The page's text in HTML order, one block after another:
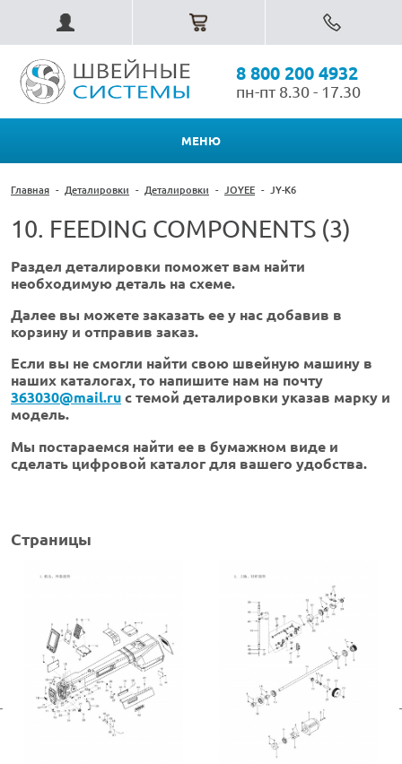
8 800 200 4932
пн-пт 8.30 - 17.30
МЕНЮ
Главная - Деталировки - Деталировки - JOYEE - JY-K6
10. FEEDING COMPONENTS (3)
Раздел деталировки поможет вам найти
необходимую деталь на схеме.
Далее вы можете заказать ее у нас добавив в
корзину и отправив заказ.
Если вы не смогли найти свою швейную машину в
наших каталогах, то напишите нам на почту
363030@mail.ru с темой деталировки указав марку и
модель.
Мы постараемся найти ее в бумажном виде и
сделать цифровой каталог для вашего удобства.
Страницы